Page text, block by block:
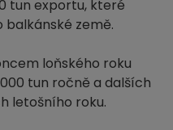
tun exportu, které
balkánské země.
loňského roku
tun ročně a dalších
letošního roku.